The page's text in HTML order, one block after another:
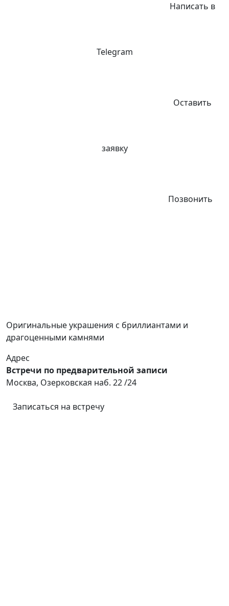
Написать в
Telegram
Оставить
заявку
Позвонить
Оригинальные украшения с бриллиантами и
драгоценными камнями
Адрес
Встречи по предварительной записи
Москва, Озерковская наб. 22 /24
Записаться на встречу